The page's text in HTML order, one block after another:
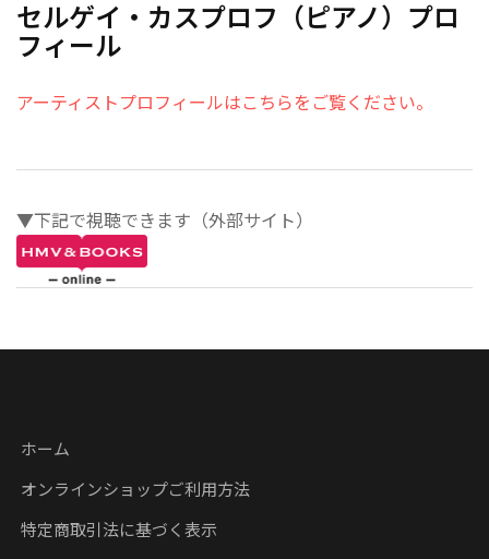
セルゲイ・カスプロフ（ピアノ）プロ
フィール
アーティストプロフィールはこちらをご覧ください。
▼下記で視聴できます（外部サイト）
ホーム
オンラインショップご利用方法
特定商取引法に基づく表示